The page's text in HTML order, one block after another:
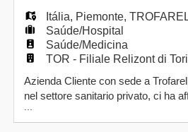
Itália, Piemonte,
Saúde/Hospital
Saúde/Medicina
TOR - Filiale Relizont di
Azienda Cliente con sede a
nel settore sanitario privato, ci ha
l'incarico di individuare una persona
a ricoprire il ruolo di operatore